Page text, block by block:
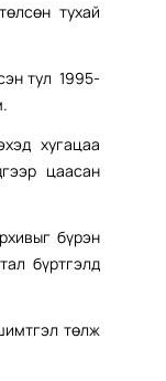
тухай
тул 1995-
хугацаа
цаасан
бүрэн
бүртгэлд
төлж